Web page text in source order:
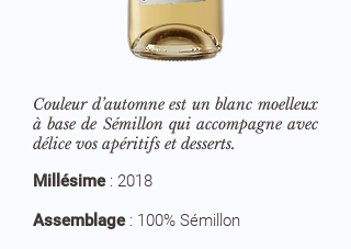
Couleur d’automne est un blanc moelleux
à base de Sémillon qui accompagne avec
délice vos apéritifs et desserts.
Millésime : 2018
Assemblage: 100% Sémillon